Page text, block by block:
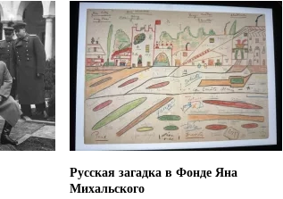
Русская загадка в Фонде Яна
Михальского